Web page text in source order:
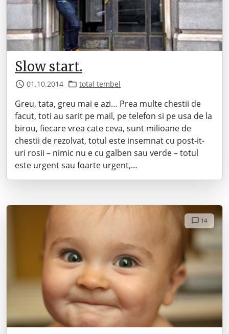
Slow start.
01.10.2014 total tembel
Greu, tata, greu mai e azi… Prea multe chestii de
facut, toti au sarit pe mail, pe telefon si pe usa de la
birou, fiecare vrea cate ceva, sunt milioane de
chestii de rezolvat, totul este insemnat cu post-it-
uri rosii – nimic nu e cu galben sau verde – totul
este urgent sau foarte urgent,…
14